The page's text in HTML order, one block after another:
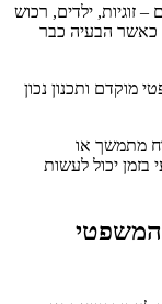
– זוגיות, ילדים, רכוש
כאשר הבעיה כבר
מוקדם ותכנון נכון
מתמשך או
בזמן יכול לעשות
המשפטי